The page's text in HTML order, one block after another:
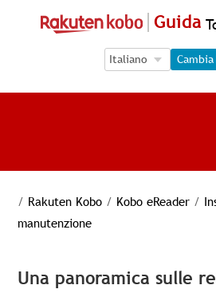
Guida
Language
Language
/ Rakuten Kobo / Kobo eReader /
manutenzione
Una panoramica sulle